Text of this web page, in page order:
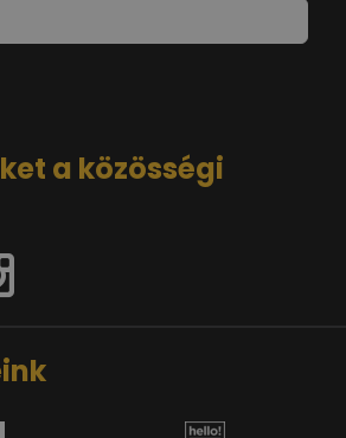
a közösségi